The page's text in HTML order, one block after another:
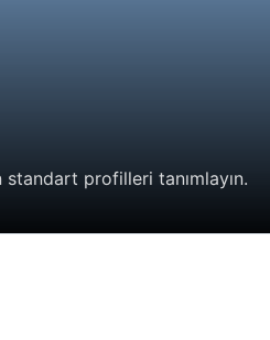
profilleri tanımlayın.